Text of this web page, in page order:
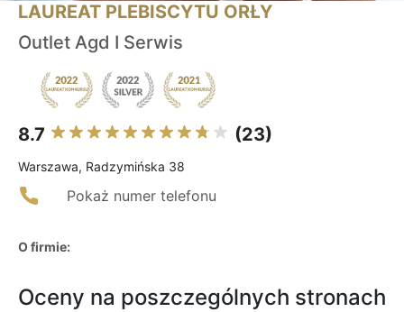
LAUREAT PLEBISCYTU ORŁY
Outlet Agd I Serwis
8.7 (23)
Warszawa, Radzymińska 38
Pokaż numer telefonu
O firmie:
Oceny na poszczególnych stronach